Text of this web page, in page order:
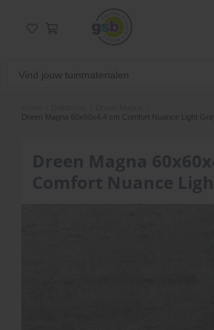
Dreen Magna 60x60x4,4 cm Comfort Nuance Light Grey